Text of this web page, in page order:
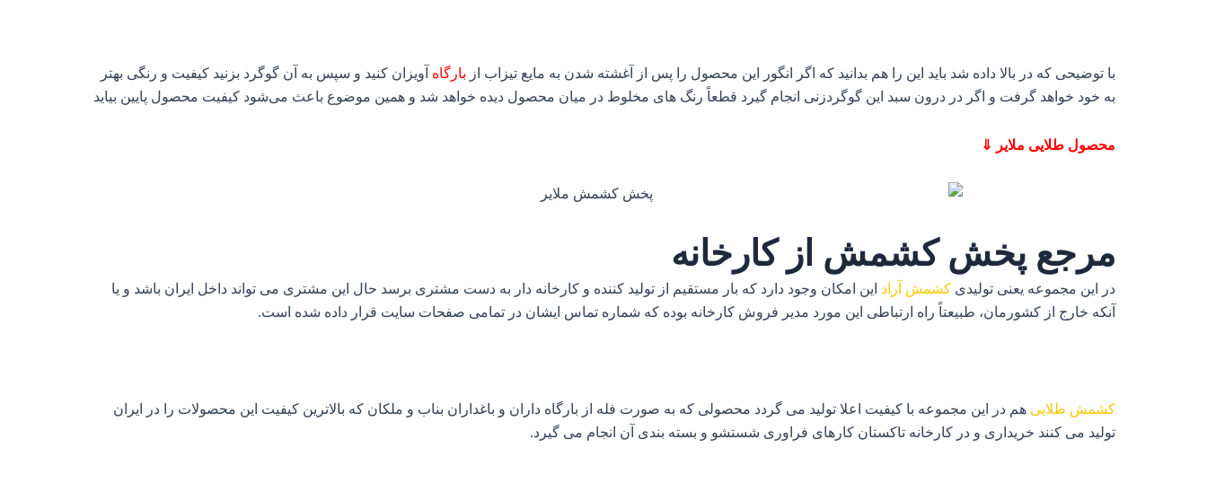
با توضیحی که در بالا داده شد باید این را هم بدانید که اگر انگور این محصول را پس از آغشته شدن به مایع تیزاب از بارگاه آویزان کنید و سپس به آن گوگرد بزنید کیفیت و رنگی بهتر
به خود خواهد گرفت و اگر در درون سبد این گوگردزنی انجام گیرد قطعاً رنگ های مخلوط در میان محصول دیده خواهد شد و همین موضوع باعث می‌شود کیفیت محصول پایین بیاید
محصول طلایی ملایر ⇓
مرجع پخش کشمش از کارخانه
در این مجموعه یعنی تولیدی کشمش آراد این امکان وجود دارد که بار مستقیم از تولید کننده و کارخانه‌ دار به دست مشتری برسد حال این مشتری می تواند داخل ایران باشد و یا
آنکه خارج از کشورمان، طبیعتاً راه ارتباطی این مورد مدیر فروش کارخانه بوده که شماره تماس ایشان در تمامی صفحات سایت قرار داده شده است.
کشمش طلایی هم در این مجموعه با کیفیت اعلا تولید می گردد محصولی که به صورت فله از بارگاه داران و باغداران بناب و ملکان که بالاترین کیفیت این محصولات را در ایران
تولید می‌ کنند خریداری و در کارخانه تاکستان کارهای فراوری شستشو و بسته بندی آن انجام می گیرد.